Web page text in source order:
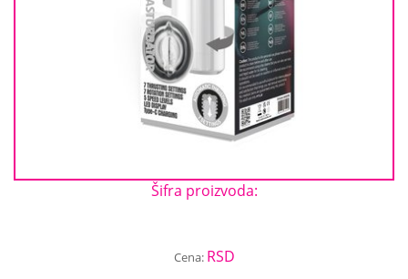
Šifra proizvoda:
Cena: RSD